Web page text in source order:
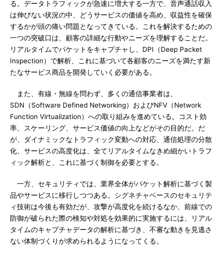
る。データトラフィックが急速に増大する一方で、音声通話収入
は伸びない状況の中、どうサービスの価値を高め、収益性を確保
するかが頭の痛い問題となってきている。これを解決するための
一つの突破口は、顧客の詳細な行動やニーズを理解することだ。
リアルタイムでパケットをキャプチャし、DPI（Deep Packet
Inspection）で解析、これに基づいて各顧客のニーズを満たす新
たなサービス商品を開発していく必要がある。
また、有線・無線を問わず、多くの通信事業者は、
SDN（Software Defined Networking）およびNFV（Network
Function Virtualization）への取り組みを進めている。コスト効
率、スケーリング、サービス価値の向上などがその目的だ。だ
が、ダイナミックなトラフィック変動への対応、通信処理の分散
化、サービスの高度化は、全てリアルタイムなきめ細かいトラフ
ィック解析と、これに基づく制御を必要とする。
一方、セキュリティでは、業界全体がパケット解析に基づく製
品やサービスに移行しつつある。シグネチャベースのセキュリテ
ィ技術は今後も有効だが、攻撃が高度化を続けるなか、前線での
防御が破られた際の検知や対処を効果的に実施するには、リアル
タイムのキャプチャデータの解析に基づき、不審な動きを見逃さ
ない体制づくりが求められるようになってくる。